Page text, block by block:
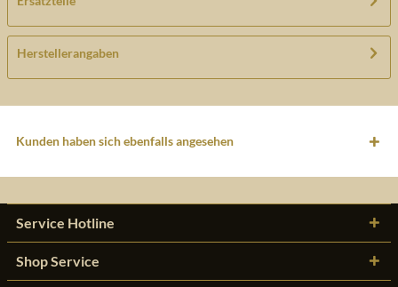
Herstellerangaben
Kunden haben sich ebenfalls angesehen
Service Hotline
Shop Service